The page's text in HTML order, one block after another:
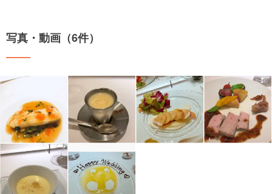
写真・動画（6件）